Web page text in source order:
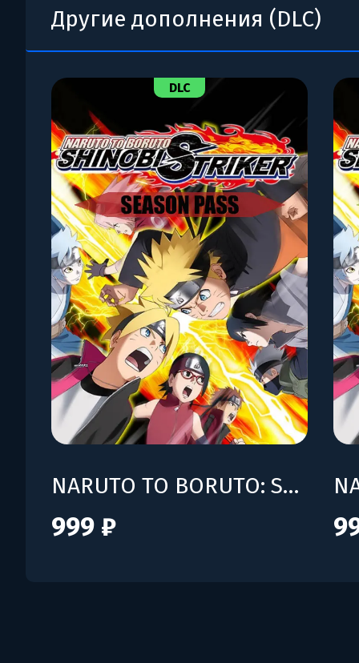
Другие дополнения (DLC)
DLC
NARUTO TO BORUTO: SHINOBI STRIKER - Season Pass
999 ₽